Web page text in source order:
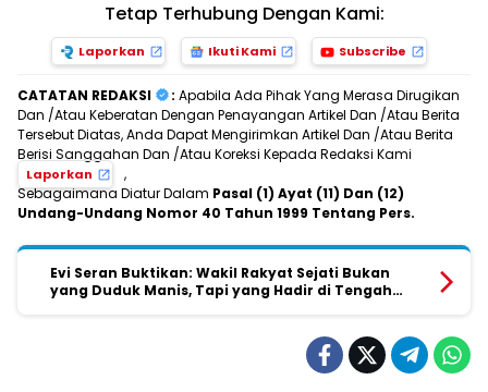
Tetap Terhubung Dengan Kami:
Laporkan Ikuti Kami Subscribe
CATATAN REDAKSI : Apabila Ada Pihak Yang Merasa Dirugikan
Dan /Atau Keberatan Dengan Penayangan Artikel Dan /Atau Berita
Tersebut Diatas, Anda Dapat Mengirimkan Artikel Dan /Atau Berita
Berisi Sanggahan Dan /Atau Koreksi Kepada Redaksi Kami
Laporkan
,
Sebagaimana Diatur Dalam Pasal (1) Ayat (11) Dan (12)
Undang-Undang Nomor 40 Tahun 1999 Tentang Pers.
Evi Seran Buktikan: Wakil Rakyat Sejati Bukan
yang Duduk Manis, Tapi yang Hadir di Tengah